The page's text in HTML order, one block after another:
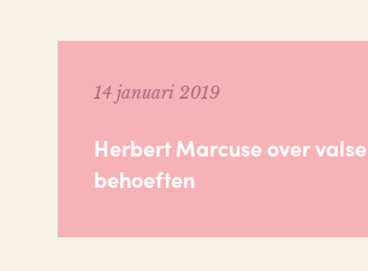
14 januari 2019
Herbert Marcuse over valse
behoeften